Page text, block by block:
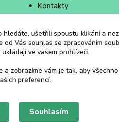
Kontakty
ušetřili spoustu klikání a
Vás souhlas se zpracováním
ve vašem prohlížeči.
zobrazíme vám je tak, aby
preferencí.
Souhlasím